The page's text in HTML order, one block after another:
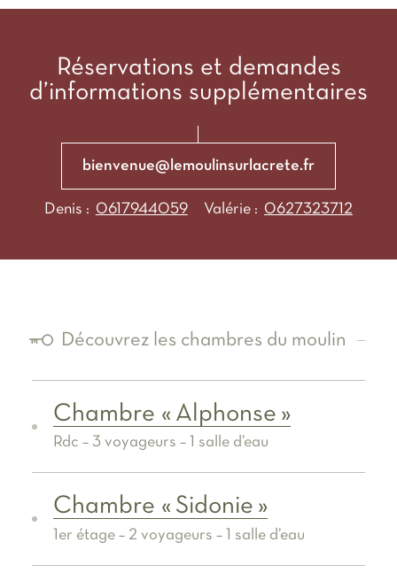
Réservations et demandes
d’informations supplémentaires
bienvenue@lemoulinsurlacrete.fr
Denis : 0617944059 Valérie : 0627323712
Découvrez les chambres du moulin
Chambre « Alphonse »
Rdc – 3 voyageurs – 1 salle d’eau
Chambre « Sidonie »
1er étage – 2 voyageurs – 1 salle d’eau